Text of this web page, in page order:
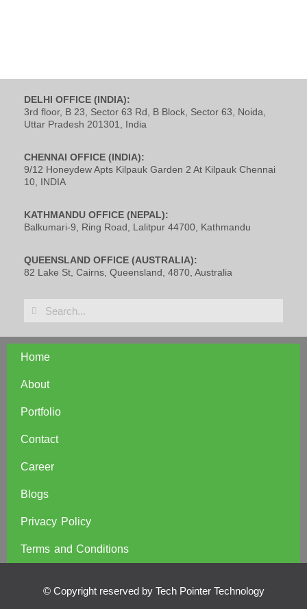
DELHI OFFICE (INDIA):
3rd floor, B 23, Sector 63 Rd, B Block, Sector 63, Noida,
Uttar Pradesh 201301, India
CHENNAI OFFICE (INDIA):
9/12 Honeydew Apts Kilpauk Garden 2 At Kilpauk Chennai
10, INDIA
KATHMANDU OFFICE (NEPAL):
Balkumari-9, Ring Road, Lalitpur 44700, Kathmandu
QUEENSLAND OFFICE (AUSTRALIA):
82 Lake St, Cairns, Queensland, 4870, Australia
Home
About
Portfolio
Contact
Career
Blogs
Privacy Policy
Terms and Conditions
© Copyright reserved by Tech Pointer Technology